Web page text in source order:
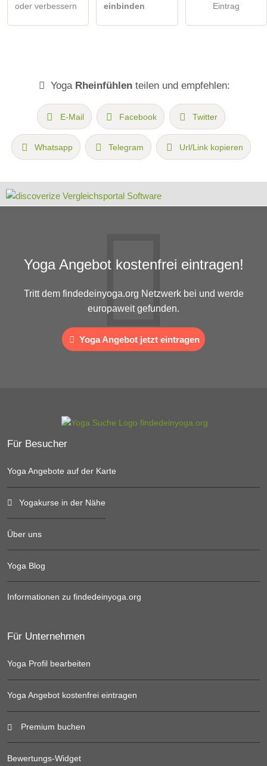
oder verbessern
einbinden
Eintrag
Yoga Rheinfühlen teilen und empfehlen:
E-Mail Facebook Twitter
Whatsapp Telegram Url/Link kopieren
Yoga Angebot kostenfrei eintragen!
Tritt dem findedeinyoga.org Netzwerk bei und werde
europaweit gefunden.
Yoga Angebot jetzt eintragen
Für Besucher
Yoga Angebote auf der Karte
Yogakurse in der Nähe
Über uns
Yoga Blog
Informationen zu findedeinyoga.org
Für Unternehmen
Yoga Profil bearbeiten
Yoga Angebot kostenfrei eintragen
Premium buchen
Bewertungs-Widget